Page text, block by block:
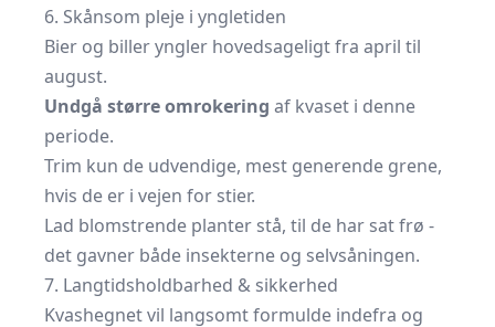
6. Skånsom pleje i yngletiden
Bier og biller yngler hovedsageligt fra april til
august.
Undgå større omrokering af kvaset i denne
periode.
Trim kun de udvendige, mest generende grene,
hvis de er i vejen for stier.
Lad blomstrende planter stå, til de har sat frø -
det gavner både insekterne og selvsåningen.
7. Langtidsholdbarhed & sikkerhed
Kvashegnet vil langsomt formulde indefra og